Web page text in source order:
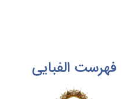
فهرست الفبایی